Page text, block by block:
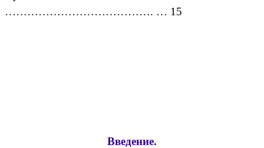
…………………………………. … 15
Введение.